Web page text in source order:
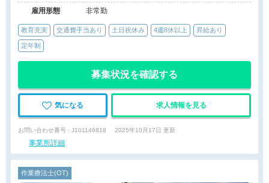
雇用形態
非常勤
教育充実 交通費手当あり 土日祝休み 4週8休以上 昇給あり
定年制
募集状況を確認する
気になる 求人情報を見る
お問い合わせ番号 : J101146818 2025年10月17日 更新
事業所詳細
作業療法士(OT)